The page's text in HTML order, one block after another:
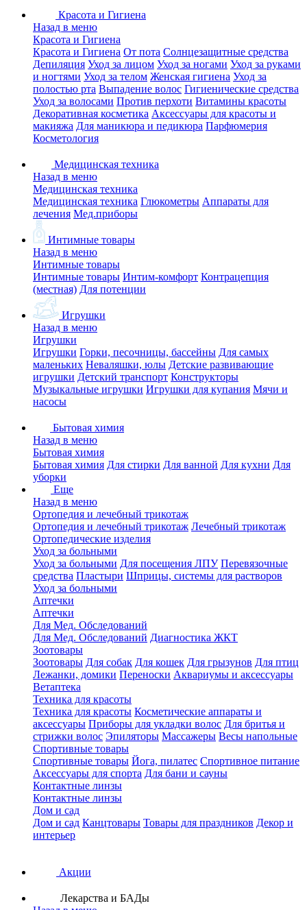
Красота и Гигиена
Назад в меню
Красота и Гигиена
Красота и Гигиена От пота Солнцезащитные средства
Депиляция Уход за лицом Уход за ногами Уход за руками
и ногтями Уход за телом Женская гигиена Уход за
полостью рта Выпадение волос Гигиенические средства
Уход за волосами Против перхоти Витамины красоты
Декоративная косметика Аксессуары для красоты и
макияжа Для маникюра и педикюра Парфюмерия
Косметология
Медицинская техника
Назад в меню
Медицинская техника
Медицинская техника Глюкометры Аппараты для
лечения Мед.приборы
Интимные товары
Назад в меню
Интимные товары
Интимные товары Интим-комфорт Контрацепция
(местная) Для потенции
Игрушки
Назад в меню
Игрушки
Игрушки Горки, песочницы, бассейны Для самых
маленьких Неваляшки, юлы Детские развивающие
игрушки Детский транспорт Конструкторы
Музыкальные игрушки Игрушки для купания Мячи и
насосы
Бытовая химия
Назад в меню
Бытовая химия
Бытовая химия Для стирки Для ванной Для кухни Для
уборки
Еще
Назад в меню
Ортопедия и лечебный трикотаж
Ортопедия и лечебный трикотаж Лечебный трикотаж
Ортопедические изделия
Уход за больными
Уход за больными Для посещения ЛПУ Перевязочные
средства Пластыри Шприцы, системы для растворов
Уход за больными
Аптечки
Аптечки
Для Мед. Обследований
Для Мед. Обследований Диагностика ЖКТ
Зоотовары
Зоотовары Для собак Для кошек Для грызунов Для птиц
Лежанки, домики Переноски Аквариумы и аксессуары
Ветаптека
Техника для красоты
Техника для красоты Косметические аппараты и
аксессуары Приборы для укладки волос Для бритья и
стрижки волос Эпиляторы Массажеры Весы напольные
Спортивные товары
Спортивные товары Йога, пилатес Спортивное питание
Аксессуары для спорта Для бани и сауны
Контактные линзы
Контактные линзы
Дом и сад
Дом и сад Канцтовары Товары для праздников Декор и
интерьер
Акции
Лекарства и БАДы